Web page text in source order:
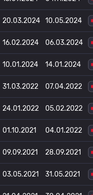
20.03.2024 10.05.2024
16.02.2024 06.03.2024
10.01.2024 14.01.2024
31.03.2022 07.04.2022
24.01.2022 05.02.2022
01.10.2021 04.01.2022
09.09.2021 28.09.2021
03.05.2021 31.05.2021